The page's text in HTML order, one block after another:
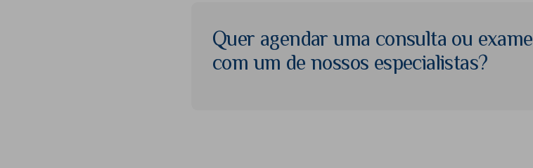
Quer agendar uma consulta ou exame
com um de nossos especialistas?